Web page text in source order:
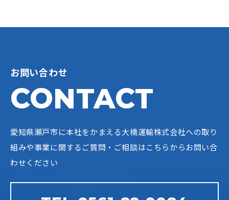
お問い合わせ
CONTACT
愛知県瀬戸市に本社をかまえる大橋運輸株式会社への取り
組みや事業に関するご質問・ご相談はこちらからお問い合
わせください